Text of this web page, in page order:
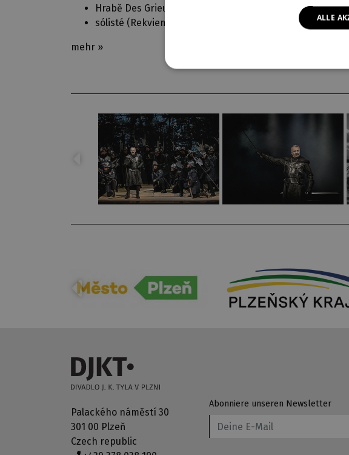
Hrabě Des Grieux (
sólisté (Rekviem v katedrále
mehr »
Palackého náměstí 30
301 00 Plzeň
Czech republic
Abonniere unseren Newsletter
ALLE